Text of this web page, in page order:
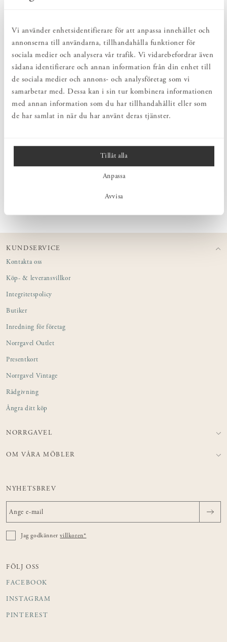
Vi använder enhetsidentifierare för att anpassa innehållet och
annonserna till användarna, tillhandahålla funktioner för
sociala medier och analysera vår trafik. Vi vidarebefordrar även
sådana identifierare och annan information från din enhet till
de sociala medier och annons- och analysföretag som vi
samarbetar med. Dessa kan i sin tur kombinera informationen
med annan information som du har tillhandahållit eller som
de har samlat in när du har använt deras tjänster.
Tillåt alla
Anpassa
Avvisa
helhetsupplevelse.
PRODUKTBESKRIVNING
Dörrmatta Astrid från Dixie i slitstark sisal. Sisal är en naturfiber
som utvinns ur agaveväxten och är känd för sin hållbarhet och
tålighet, vilket gör materialet särskilt väl lämpat för mattor i
hemmets mer använda ytor. Mattan är maskinvävd i 100 % sisal i
färgen sand. Undersidan är struken med halkskyddande naturlatex
MÅTT
KUNDSERVICE
Kontakta oss
Köp- & leveransvillkor
Integritetspolicy
Butiker
Inredning för företag
Norrgavel Outlet
Presentkort
Norrgavel Vintage
Rådgivning
Ångra ditt köp
NORRGAVEL
OM VÅRA MÖBLER
NYHETSBREV
Jag godkännervillkoren*
FÖLJ OSS
FACEBOOK
INSTAGRAM
PINTEREST